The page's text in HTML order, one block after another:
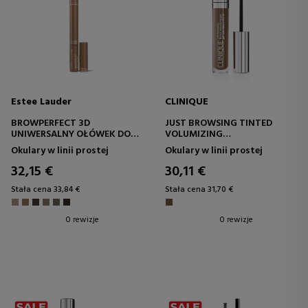
Estee Lauder
BROWPERFECT 3D
UNIWERSALNY OŁÓWEK DO
BRWI
Okulary w linii prostej
32,15 €
Stała cena 33,84 €
0 rewizje
CLINIQUE
JUST BROWSING TINTED
VOLUMIZING
FARBA DO BRWI
ZWIĘKSZAJĄCA OBJĘTOŚĆ
Okulary w linii prostej
30,11 €
Stała cena 31,70 €
0 rewizje